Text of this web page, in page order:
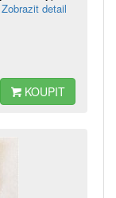
Zobrazit detail
KOUPIT